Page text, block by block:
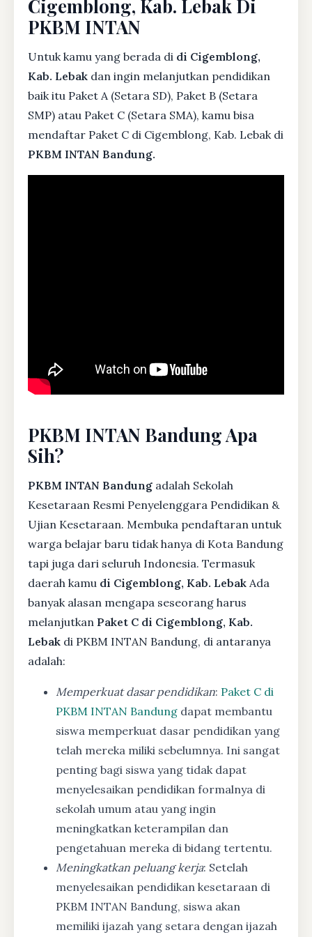
Cigemblong, Kab. Lebak Di
PKBM INTAN
Untuk kamu yang berada di di Cigemblong,
Kab. Lebak dan ingin melanjutkan pendidikan
baik itu Paket A (Setara SD), Paket B (Setara
SMP) atau Paket C (Setara SMA), kamu bisa
mendaftar Paket C di Cigemblong, Kab. Lebak di
PKBM INTAN Bandung.
PKBM INTAN Bandung Apa
Sih?
PKBM INTAN Bandung adalah Sekolah
Kesetaraan Resmi Penyelenggara Pendidikan &
Ujian Kesetaraan. Membuka pendaftaran untuk
warga belajar baru tidak hanya di Kota Bandung
tapi juga dari seluruh Indonesia. Termasuk
daerah kamu di Cigemblong, Kab. Lebak Ada
banyak alasan mengapa seseorang harus
melanjutkan Paket C di Cigemblong, Kab.
Lebak di PKBM INTAN Bandung, di antaranya
adalah:
Memperkuat dasar pendidikan: Paket C di
PKBM INTAN Bandung dapat membantu
siswa memperkuat dasar pendidikan yang
telah mereka miliki sebelumnya. Ini sangat
penting bagi siswa yang tidak dapat
menyelesaikan pendidikan formalnya di
sekolah umum atau yang ingin
meningkatkan keterampilan dan
pengetahuan mereka di bidang tertentu.
Meningkatkan peluang kerja: Setelah
menyelesaikan pendidikan kesetaraan di
PKBM INTAN Bandung, siswa akan
memiliki ijazah yang setara dengan ijazah